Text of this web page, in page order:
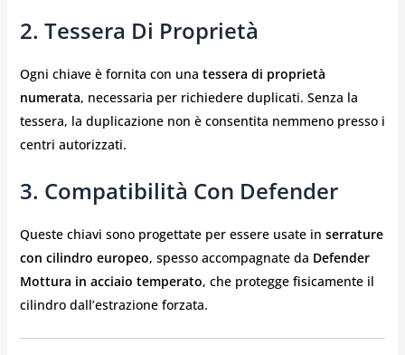
2. Tessera Di Proprietà
Ogni chiave è fornita con una tessera di proprietà
numerata, necessaria per richiedere duplicati. Senza la
tessera, la duplicazione non è consentita nemmeno presso i
centri autorizzati.
3. Compatibilità Con Defender
Queste chiavi sono progettate per essere usate in serrature
con cilindro europeo, spesso accompagnate da Defender
Mottura in acciaio temperato, che protegge fisicamente il
cilindro dall’estrazione forzata.